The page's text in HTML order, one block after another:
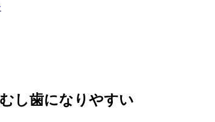
し歯になりやすい